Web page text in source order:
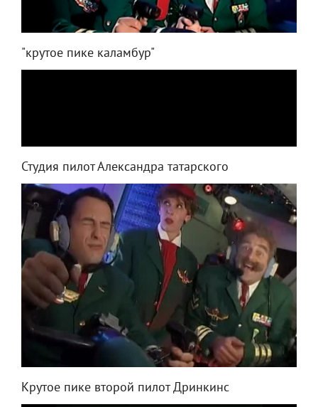
"крутое пике каламбур"
Студия пилот Александра татарского
Крутое пике второй пилот Дринкинс